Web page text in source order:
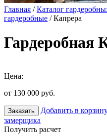
Главная /Каталог
гардеробные / Капрера
Гардеробная
Цена:
от 130 000 руб.
Заказать Добавить в
замерщика
Получить расчет